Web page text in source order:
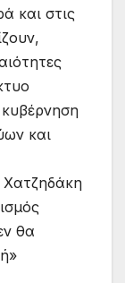
και στις
και
θα